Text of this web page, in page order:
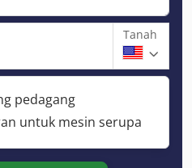
Tanah
pedagang
untuk mesin serupa